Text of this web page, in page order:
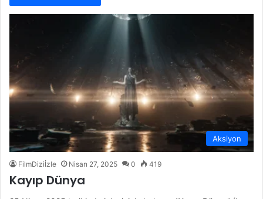
Aksiyon
FilmDiziİzle Nisan 27, 2025 0 419
Kayıp Dünya